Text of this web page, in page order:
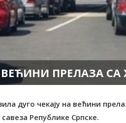
ПРЕЛАЗА
дуго чекају на већини
Републике Српске.